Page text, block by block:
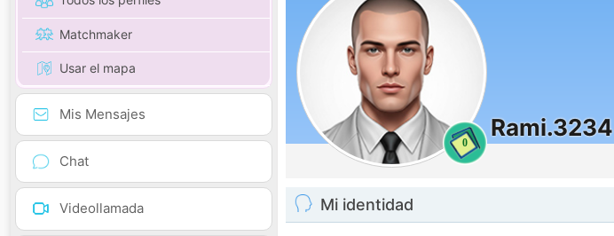
Matchmaker
Usar el mapa
Mis Mensajes
Chat
Videollamada
0
Rami.3234
Mi identidad